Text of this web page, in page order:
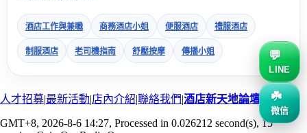
酒店工作與兼職 商務酒店小姐 便服酒店 禮服酒店
制服酒店 老司機指南 舒壓按摩 傳播小姐
人才招募|最新活動|店內介紹|聯絡我們|酒店新天地論壇
GMT+8, 2026-8-6 14:27, Processed in 0.026212 second(s), 15
LINE
微信